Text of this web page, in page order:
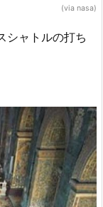
(via nasa)
シャトルの打ち